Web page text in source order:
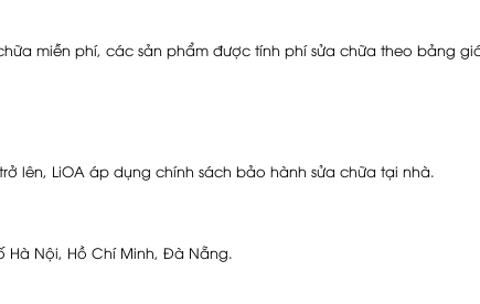
miễn phí, các sản phẩm được tính phí sửa chữa theo bảng
lên, LiOA áp dụng chính sách bảo hành sửa chữa tại nhà.
Nội, Hồ Chí Minh, Đà Nẵng.